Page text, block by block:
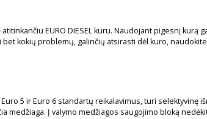
EURO DIESEL kuru. Naudojant pigesnį kurą
kokių problemų, galinčių atsirasti dėl kuro,
5 ir Euro 6 standartų reikalavimus, turi selektyvinę
medžiaga. Į valymo medžiagos saugojimo bloką